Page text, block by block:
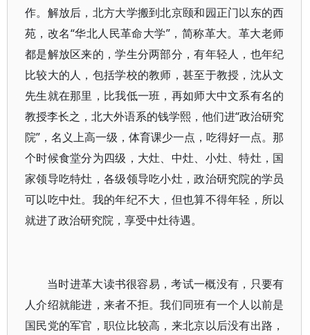
作。解放后，北方大学搬到北京颐和园正门以东的西
苑，改名“华北人民革命大学”，简称革大。革大老师
都是解放区来的，学生分两部分，有年轻人，也年纪
比较大的人，包括学校的教师，甚至于教授，沈从文
先生就在那里，比我低一班，再如师大中文系有名的
教授李长之，北大外语系的钱学熙，他们进“政治研究
院”，名义上高一级，体育课少一点，吃得好一点。那
个时候食堂分为四级，大灶、中灶、小灶、特灶，国
家领导吃特灶，各级领导吃小灶，政治研究院的学员
可以吃中灶。我的年纪不大，但也算不得年轻，所以
就进了政治研究院，享受中灶待遇。
当时进革大读书很容易，考试一概没有，只要有
人介绍就能进，来者不拒。我们同班有一个人以前是
国民党的军官，职位比较高，来北京以后没有出路，